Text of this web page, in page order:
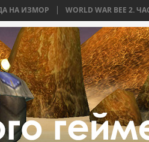
WORLD WAR BEE 2. ЧАСТЬ 2: БИТВА